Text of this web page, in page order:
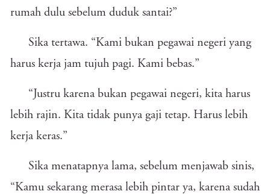
rumah dulu sebelum duduk santai?”
Sika tertawa. “Kami bukan pegawai negeri yang
harus kerja jam tujuh pagi. Kami bebas.”
“Justru karena bukan pegawai negeri, kita harus
lebih rajin. Kita tidak punya gaji tetap. Harus lebih
kerja keras.”
Sika menatapnya lama, sebelum menjawab sinis,
“Kamu sekarang merasa lebih pintar ya, karena sudah